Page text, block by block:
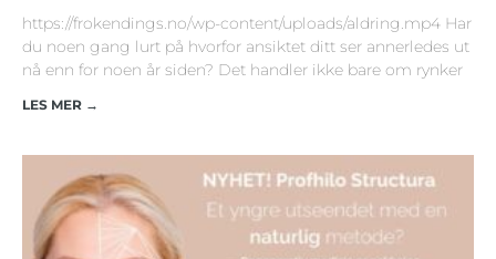
https://frokendings.no/wp-content/uploads/aldring.mp4 Har
du noen gang lurt på hvorfor ansiktet ditt ser annerledes ut
nå enn for noen år siden? Det handler ikke bare om rynker
LES MER →